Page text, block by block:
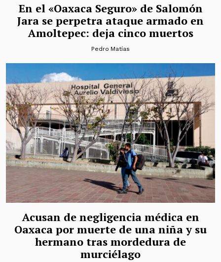
En el «Oaxaca Seguro» de Salomón
Jara se perpetra ataque armado en
Amoltepec: deja cinco muertos
Pedro Matías
Acusan de negligencia médica en
Oaxaca por muerte de una niña y su
hermano tras mordedura de
murciélago